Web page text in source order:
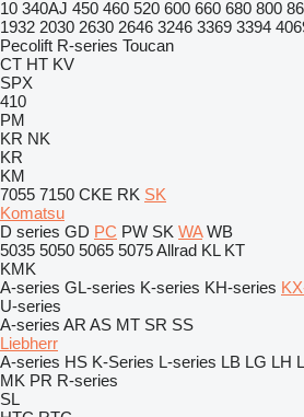
10 340AJ 450 460 520 600 660 680 800
1932 2030 2630 2646 3246 3369 3394
Pecolift R-series Toucan
CT HT KV
SPX
410
PM
KR NK
KR
KM
7055 7150 CKE RK SK
Komatsu
D series GD PC PW SK WA WB
5035 5050 5065 5075Allrad KL KT
KMK
A-series GL-series K-series KH-series
U-series
A-series AR AS MT SR SS
Liebherr
A-series HS K-Series L-series LB LG LH
MK PR R-series
SL